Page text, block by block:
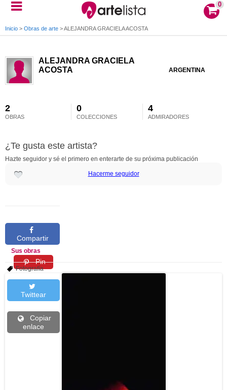
0
Inicio > Obras de arte >ALEJANDRA GRACIELA ACOSTA
ALEJANDRA GRACIELA
ACOSTA
ARGENTINA
2
OBRAS
0
COLECCIONES
4
ADMIRADORES
¿Te gusta este artista?
Hazte seguidor y sé el primero en enterarte de su próxima publicación
Hacerme seguidor
Compartir
Pin
Twittear
Copiar
enlace
Sus obras
Fotografía